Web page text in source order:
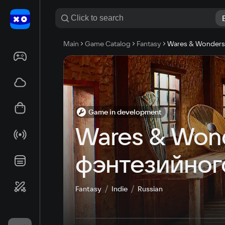
Main Game Catalog Fantasy Wares &
Game in development
Wares &
Fantasy Indie Russian